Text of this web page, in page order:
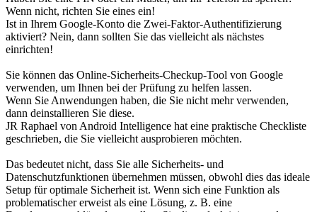
Wenn nicht, richten Sie eines ein!
Ist in Ihrem Google-Konto die Zwei-Faktor-Authentifizierung
aktiviert? Nein, dann sollten Sie das vielleicht als nächstes
einrichten!
Sie können das Online-Sicherheits-Checkup-Tool von Google
verwenden, um Ihnen bei der Prüfung zu helfen lassen.
Wenn Sie Anwendungen haben, die Sie nicht mehr verwenden,
dann deinstallieren Sie diese.
JR Raphael von Android Intelligence hat eine praktische Checkliste
geschrieben, die Sie vielleicht ausprobieren möchten.
Das bedeutet nicht, dass Sie alle Sicherheits- und
Datenschutzfunktionen übernehmen müssen, obwohl dies das ideale
Setup für optimale Sicherheit ist. Wenn sich eine Funktion als
problematischer erweist als eine Lösung, z. B. eine